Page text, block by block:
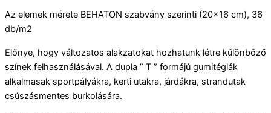
Az elemek mérete BEHATON szabvány szerinti (20×16 cm), 36
db/m2
Előnye, hogy változatos alakzatokat hozhatunk létre különböző
színek felhasználásával. A dupla ” T ” formájú gumitéglák
alkalmasak sportpályákra, kerti utakra, járdákra, strandutak
csúszásmentes burkolására.